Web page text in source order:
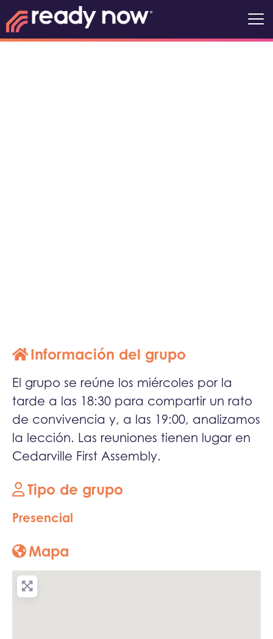
Información del grupo
El grupo se reúne los miércoles por la
tarde a las 18:30 para compartir un rato
de convivencia y, a las 19:00, analizamos
la lección. Las reuniones tienen lugar en
Cedarville First Assembly.
Tipo de grupo
Presencial
Mapa